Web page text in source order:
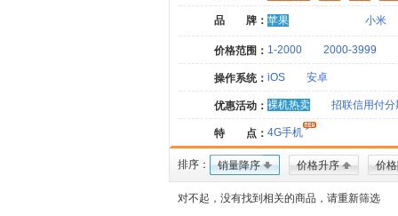
品 牌： 苹果 小米
价格范围： 1-2000 2000-3999
操作系统： iOS 安卓
优惠活动： 裸机热卖 招联信用付分
特 点： 4G手机
排序： 销量降序 价格升序 价
对不起，没有找到相关的商品，请重新筛选